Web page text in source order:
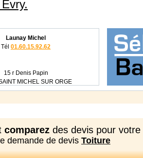
Launay Michel
Tél 01.60.15.92.62
15 r Denis Papin
MICHEL SUR ORGE
comparez des devis pour votre
demande de devis Toiture